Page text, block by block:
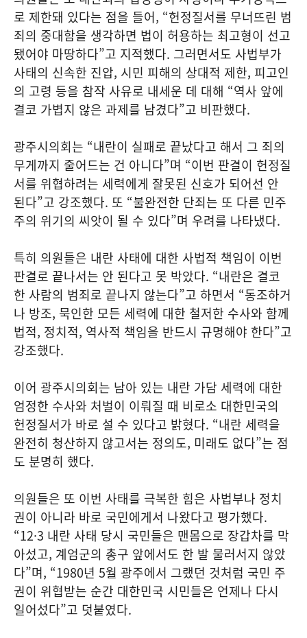
로 제한돼 있다는 점을 들어, “헌정질서를 무너뜨린 범
죄의 중대함을 생각하면 법이 허용하는 최고형이 선고
됐어야 마땅하다”고 지적했다. 그러면서도 사법부가
사태의 신속한 진압, 시민 피해의 상대적 제한, 피고인
의 고령 등을 참작 사유로 내세운 데 대해 “역사 앞에
결코 가볍지 않은 과제를 남겼다”고 비판했다.
광주시의회는 “내란이 실패로 끝났다고 해서 그 죄의
무게까지 줄어드는 건 아니다”며 “이번 판결이 헌정질
서를 위협하려는 세력에게 잘못된 신호가 되어선 안
된다”고 강조했다. 또 “불완전한 단죄는 또 다른 민주
주의 위기의 씨앗이 될 수 있다”며 우려를 나타냈다.
특히 의원들은 내란 사태에 대한 사법적 책임이 이번
판결로 끝나서는 안 된다고 못 박았다. “내란은 결코
한 사람의 범죄로 끝나지 않는다”고 하면서 “동조하거
나 방조, 묵인한 모든 세력에 대한 철저한 수사와 함께
법적, 정치적, 역사적 책임을 반드시 규명해야 한다”고
강조했다.
이어 광주시의회는 남아 있는 내란 가담 세력에 대한
엄정한 수사와 처벌이 이뤄질 때 비로소 대한민국의
헌정질서가 바로 설 수 있다고 밝혔다. “내란 세력을
완전히 청산하지 않고서는 정의도, 미래도 없다”는 점
도 분명히 했다.
의원들은 또 이번 사태를 극복한 힘은 사법부나 정치
권이 아니라 바로 국민에게서 나왔다고 평가했다.
“12·3 내란 사태 당시 국민들은 맨몸으로 장갑차를 막
아섰고, 계엄군의 총구 앞에서도 한 발 물러서지 않았
다”며, “1980년 5월 광주에서 그랬던 것처럼 국민 주
권이 위협받는 순간 대한민국 시민들은 언제나 다시
일어섰다”고 덧붙였다.